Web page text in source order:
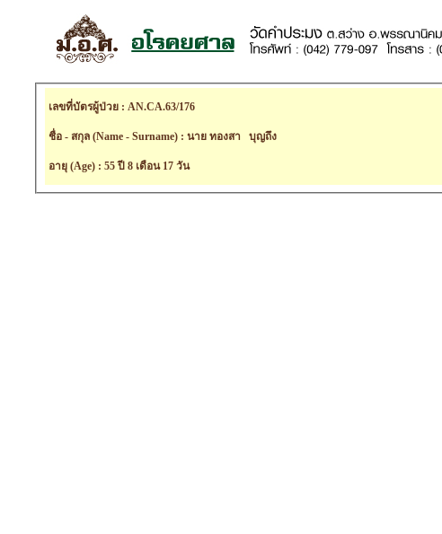
เลขที่บัตรผู้ป่วย : AN.CA.63/176
ชื่อ - สกุล (Name - Surname) : นาย ทองสา บุญถึง
อายุ (Age) : 55 ปี 8 เดือน 17 วัน